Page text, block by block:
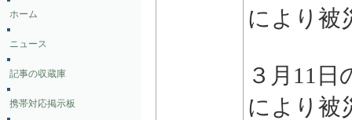
ホーム
ニュース
記事の収蔵庫
携帯対応掲示板
により被
３月11日
により被